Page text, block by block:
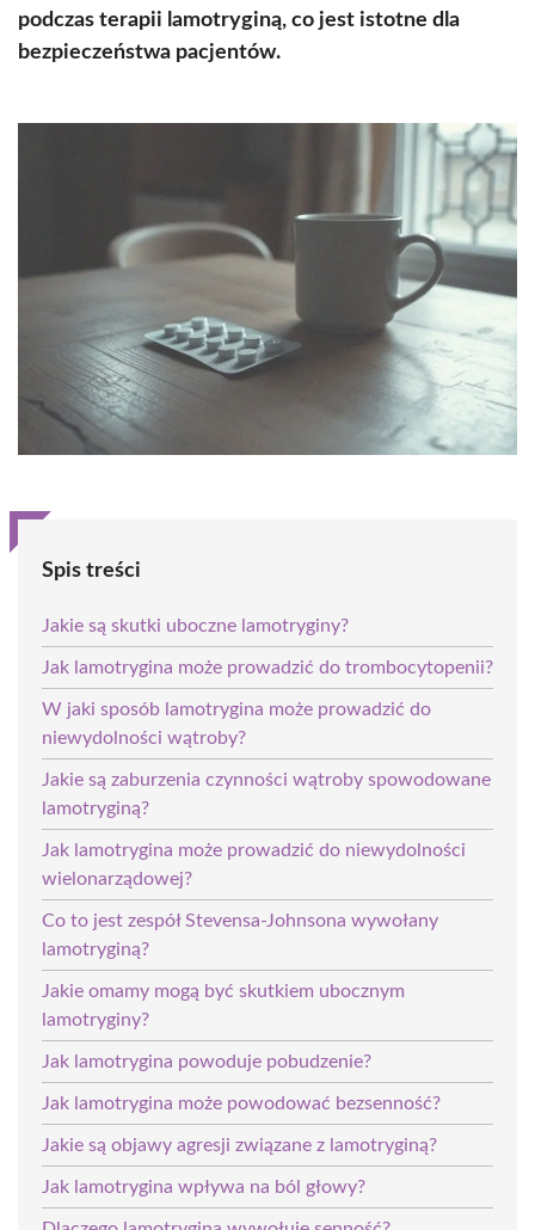
podczas terapii lamotryginą, co jest istotne dla
bezpieczeństwa pacjentów.
Spis treści
Jakie są skutki uboczne lamotryginy?
Jak lamotrygina może prowadzić do trombocytopenii?
W jaki sposób lamotrygina może prowadzić do
niewydolności wątroby?
Jakie są zaburzenia czynności wątroby spowodowane
lamotryginą?
Jak lamotrygina może prowadzić do niewydolności
wielonarządowej?
Co to jest zespół Stevensa-Johnsona wywołany
lamotryginą?
Jakie omamy mogą być skutkiem ubocznym
lamotryginy?
Jak lamotrygina powoduje pobudzenie?
Jak lamotrygina może powodować bezsenność?
Jakie są objawy agresji związane z lamotryginą?
Jak lamotrygina wpływa na ból głowy?